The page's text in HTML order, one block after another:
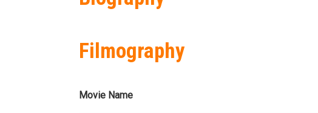
Filmography
Movie Name